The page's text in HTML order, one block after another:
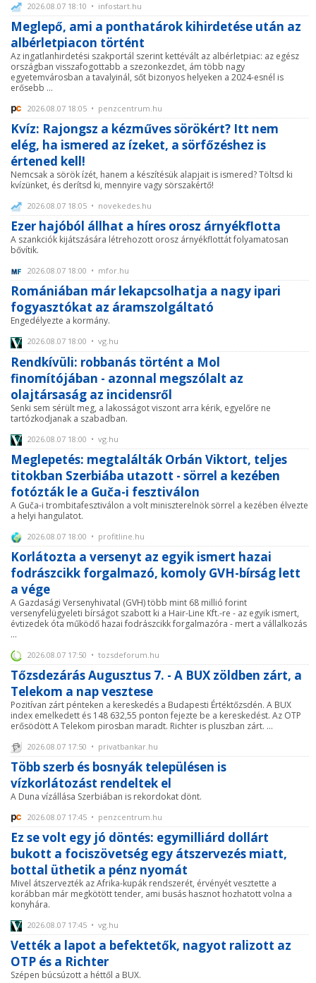
2026.08.07 18:10 • infostart.hu
Meglepő, ami a ponthatárok kihirdetése után az
albérletpiacon történt
Az ingatlanhirdetési szakportál szerint kettévált az albérletpiac: az egész
országban visszafogottabb a szezonkezdet, ám több nagy
egyetemvárosban a tavalyinál, sőt bizonyos helyeken a 2024-esnél is
erősebb ...
2026.08.07 18:05 • penzcentrum.hu
Kvíz: Rajongsz a kézműves sörökért? Itt nem
elég, ha ismered az ízeket, a sörfőzéshez is
értened kell!
Nemcsak a sörök ízét, hanem a készítésük alapjait is ismered? Töltsd ki
kvízünket, és derítsd ki, mennyire vagy sörszakértő!
2026.08.07 18:05 • novekedes.hu
Ezer hajóból állhat a híres orosz árnyékflotta
A szankciók kijátszására létrehozott orosz árnyékflottát folyamatosan
bővítik.
2026.08.07 18:00 • mfor.hu
Romániában már lekapcsolhatja a nagy ipari
fogyasztókat az áramszolgáltató
Engedélyezte a kormány.
2026.08.07 18:00 • vg.hu
Rendkívüli: robbanás történt a Mol
finomítójában - azonnal megszólalt az
olajtársaság az incidensről
Senki sem sérült meg, a lakosságot viszont arra kérik, egyelőre ne
tartózkodjanak a szabadban.
2026.08.07 18:00 • vg.hu
Meglepetés: megtalálták Orbán Viktort, teljes
titokban Szerbiába utazott - sörrel a kezében
fotózták le a Guča-i fesztiválon
A Guča-i trombitafesztiválon a volt miniszterelnök sörrel a kezében élvezte
a helyi hangulatot.
2026.08.07 18:00 • profitline.hu
Korlátozta a versenyt az egyik ismert hazai
fodrászcikk forgalmazó, komoly GVH-bírság lett
a vége
A Gazdasági Versenyhivatal (GVH) több mint 68 millió forint
versenyfelügyeleti bírságot szabott ki a Hair-Line Kft.-re - az egyik ismert,
évtizedek óta működő hazai fodrászcikk forgalmazóra - mert a vállalkozás
...
2026.08.07 17:50 • tozsdeforum.hu
Tőzsdezárás Augusztus 7. - A BUX zöldben zárt, a
Telekom a nap vesztese
Pozitívan zárt pénteken a kereskedés a Budapesti Értéktőzsdén. A BUX
index emelkedett és 148 632,55 ponton fejezte be a kereskedést. Az OTP
erősödött A Telekom pirosban maradt. Richter is pluszban zárt. ...
2026.08.07 17:50 • privatbankar.hu
Több szerb és bosnyák településen is
vízkorlátozást rendeltek el
A Duna vízállása Szerbiában is rekordokat dönt.
2026.08.07 17:45 • penzcentrum.hu
Ez se volt egy jó döntés: egymilliárd dollárt
bukott a fociszövetség egy átszervezés miatt,
bottal üthetik a pénz nyomát
Mivel átszervezték az Afrika-kupák rendszerét, érvényét vesztette a
korábban már megkötött tender, ami busás hasznot hozhatott volna a
konyhára.
2026.08.07 17:45 • vg.hu
Vették a lapot a befektetők, nagyot ralizott az
OTP és a Richter
Szépen búcsúzott a héttől a BUX.